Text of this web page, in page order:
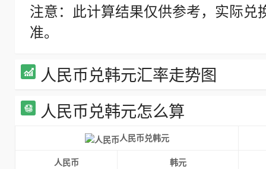
注意：此计算结果仅供参考，实际
准。
人民币兑韩元汇率走势图
人民币兑韩元怎么算
人民币兑韩元
人民币
韩元